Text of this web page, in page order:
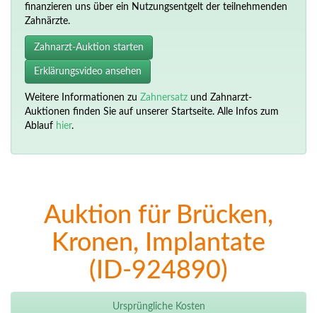
finanzieren uns über ein Nutzungsentgelt der teilnehmenden
Zahnärzte.
Zahnarzt-Auktion starten
Erklärungsvideo ansehen
Weitere Informationen zu Zahnersatz und Zahnarzt-
Auktionen finden Sie auf unserer Startseite. Alle Infos zum
Ablauf hier.
Auktion für Brücken,
Kronen, Implantate
(ID-924890)
Ursprüngliche Kosten